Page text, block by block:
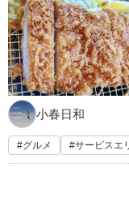
小春日和
グルメ サービスエ